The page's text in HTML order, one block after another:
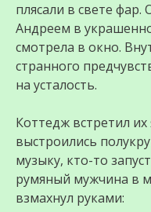
плясали в свете фар.
Андреем в
смотрела в окно.
странного
на усталость.
Коттедж встретил
выстроились
музыку, кто-то
румяный мужчина в
взмахнул руками: